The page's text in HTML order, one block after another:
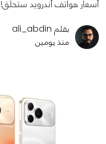
أسعار هواتف أندرويد ستحلّق!
بقلم ali_abdin
منذ يومين